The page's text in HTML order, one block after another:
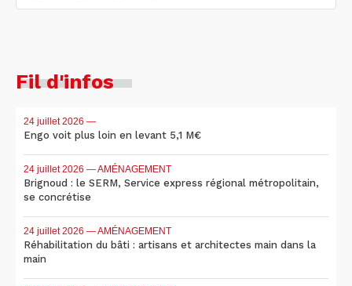
Fil d'infos
24 juillet 2026 —
Engo voit plus loin en levant 5,1 M€
24 juillet 2026 — AMÉNAGEMENT
Brignoud : le SERM, Service express régional métropolitain,
se concrétise
24 juillet 2026 — AMÉNAGEMENT
Réhabilitation du bâti : artisans et architectes main dans la
main